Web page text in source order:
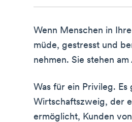
Wenn Menschen in
müde, gestresst und
nehmen. Sie stehen
Was für ein Privileg.
Wirtschaftszweig, der
ermöglicht, Kunden